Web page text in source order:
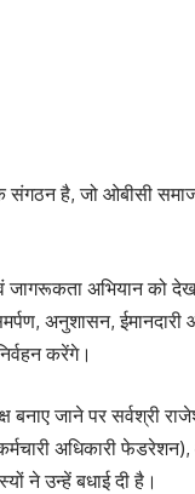
संगठन है, जो ओबीसी
अभियान को
अनुशासन,
करेंगे।
बनाए जाने पर सर्वश्री
अधिकारी
ने उन्हें बधाई दी है।